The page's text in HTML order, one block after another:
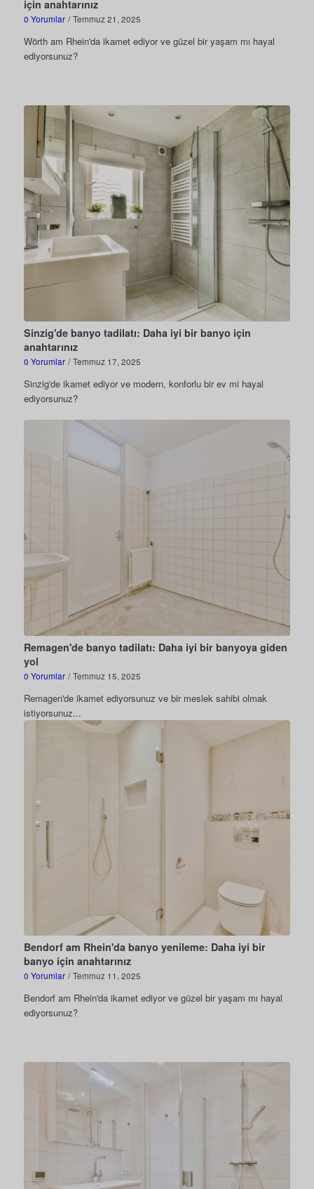
için anahtarınız
0 Yorumlar / Temmuz 21, 2025
Wörth am Rhein'da ikamet ediyor ve güzel bir yaşam mı hayal
ediyorsunuz?
Sinzig'de banyo tadilatı: Daha iyi bir banyo için
anahtarınız
0 Yorumlar / Temmuz 17, 2025
Sinzig'de ikamet ediyor ve modern, konforlu bir ev mi hayal
ediyorsunuz?
Remagen'de banyo tadilatı: Daha iyi bir banyoya giden
yol
0 Yorumlar / Temmuz 15, 2025
Remagen'de ikamet ediyorsunuz ve bir meslek sahibi olmak
istiyorsunuz...
Bendorf am Rhein'da banyo yenileme: Daha iyi bir
banyo için anahtarınız
0 Yorumlar / Temmuz 11, 2025
Bendorf am Rhein'da ikamet ediyor ve güzel bir yaşam mı hayal
ediyorsunuz?